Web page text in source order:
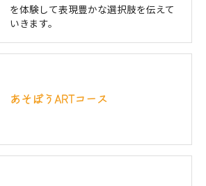
を体験して表現豊かな選択肢を伝えて
いきます。
あそぼうARTコース